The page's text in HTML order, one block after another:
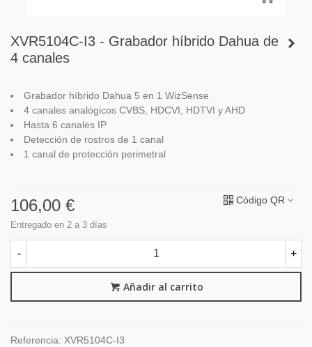
XVR5104C-I3 - Grabador híbrido Dahua de
4 canales
Grabador híbrido Dahua 5 en 1 WizSense
4 canales analógicos CVBS, HDCVI, HDTVI y AHD
Hasta 6 canales IP
Detección de rostros de 1 canal
1 canal de protección perimetral
106,00 €
Entregado en 2 a 3 días
Código QR
- +
Añadir al carrito
Referencia: XVR5104C-I3